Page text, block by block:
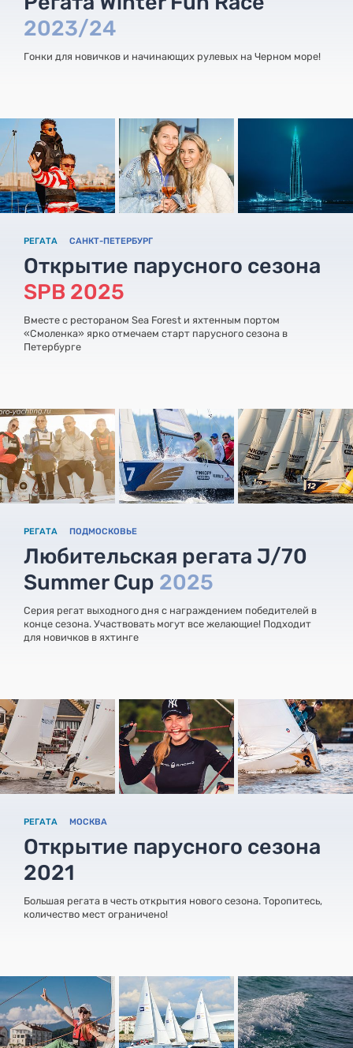
2023/24
Гонки для новичков и начинающих рулевых на Черном море!
РЕГАТА САНКТ-ПЕТЕРБУРГ
Открытие парусного сезона
SPB 2025
Вместе с рестораном Sea Forest и яхтенным портом
«Смоленка» ярко отмечаем старт парусного сезона в
Петербурге
РЕГАТА ПОДМОСКОВЬЕ
Любительская регата J/70
Summer Cup 2025
Серия регат выходного дня с награждением победителей в
конце сезона. Участвовать могут все желающие! Подходит
для новичков в яхтинге
РЕГАТА МОСКВА
Открытие парусного сезона
2021
Большая регата в честь открытия нового сезона. Торопитесь,
количество мест ограничено!